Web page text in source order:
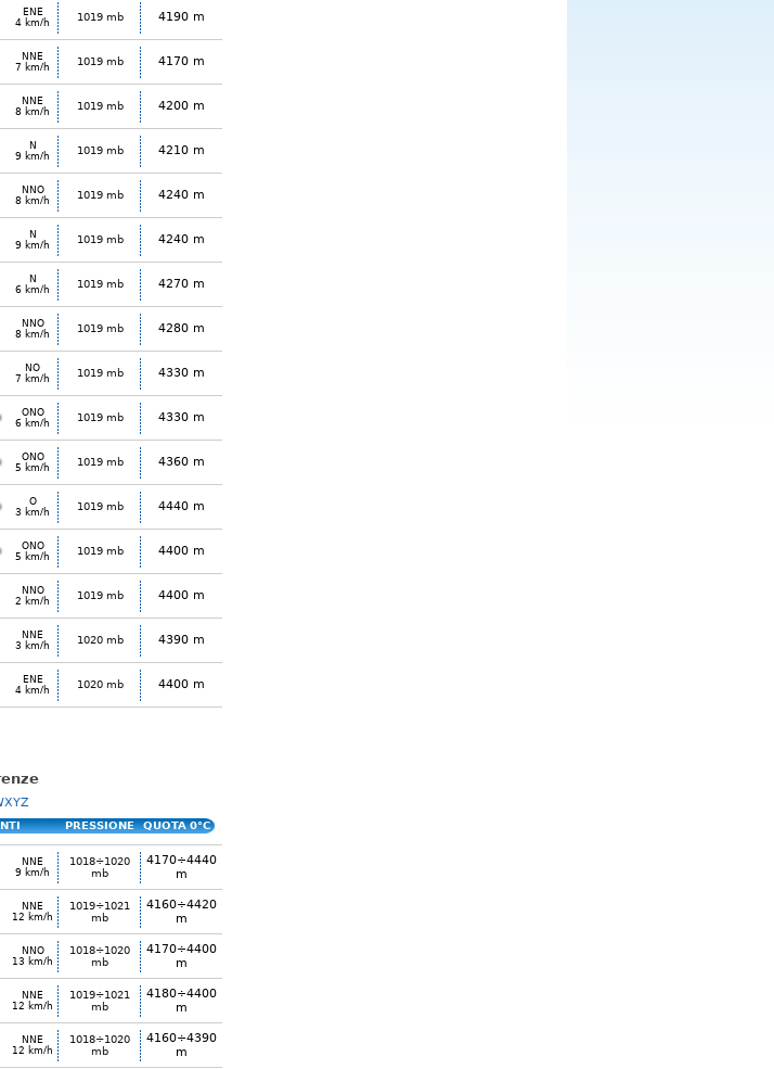
ENE
4 km/h
1019 mb 4190 m
NNE
7 km/h
1019 mb 4170 m
NNE
8 km/h
1019 mb 4200 m
N
9 km/h
1019 mb 4210 m
NNO
8 km/h
1019 mb 4240 m
N
9 km/h
1019 mb 4240 m
N
6 km/h
1019 mb 4270 m
NNO
8 km/h
1019 mb 4280 m
NO
7 km/h
1019 mb 4330 m
ONO
6 km/h
1019 mb 4330 m
ONO
5 km/h
1019 mb 4360 m
O
3 km/h
1019 mb 4440 m
ONO
5 km/h
1019 mb 4400 m
NNO
2 km/h
1019 mb 4400 m
NNE
3 km/h
1020 mb 4390 m
ENE
4 km/h
1020 mb 4400 m
PRESSIONE QUOTA 0°C
NNE
9 km/h
1018÷1020
mb
4170÷4440
m
NNE
12 km/h
1019÷1021
mb
4160÷4420
m
NNO
13 km/h
1018÷1020
mb
4170÷4400
m
NNE
12 km/h
1019÷1021
mb
4180÷4400
m
NNE
12 km/h
1018÷1020
mb
4160÷4390
m